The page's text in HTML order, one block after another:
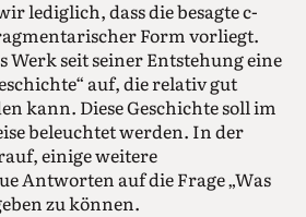
lediglich, dass die besagte c-
Form vorliegt.
Werk seit seiner Entstehung eine
auf, die relativ gut
kann. Diese Geschichte soll im
beleuchtet werden. In der
einige weitere
Antworten auf die Frage „Was
zu können.